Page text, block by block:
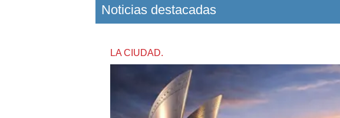
Noticias destacadas
LA CIUDAD.